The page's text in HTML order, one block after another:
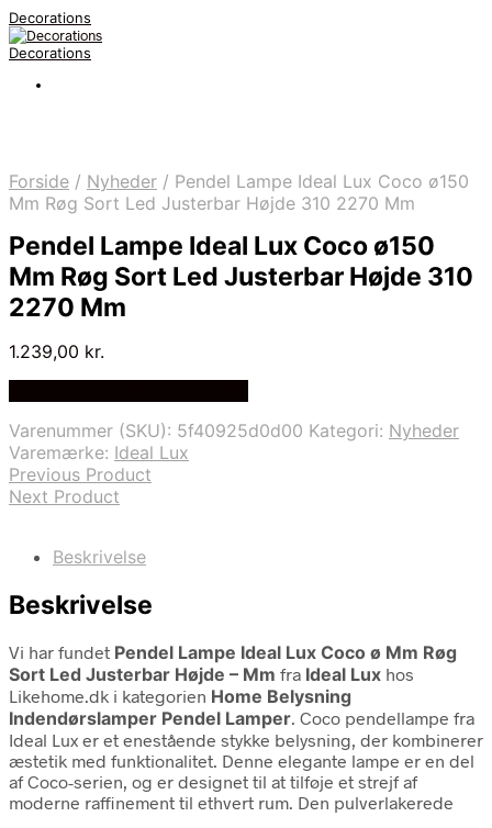
Decorations
Decorations
Forside / Nyheder / Pendel Lampe Ideal Lux Coco ø150
Mm Røg Sort Led Justerbar Højde 310 2270 Mm
Pendel Lampe Ideal Lux Coco ø150
Mm Røg Sort Led Justerbar Højde 310
2270 Mm
1.239,00 kr.
Varenummer (SKU): 5f40925d0d00 Kategori: Nyheder
Varemærke: Ideal Lux
Previous Product
Next Product
Beskrivelse
Beskrivelse
Vi har fundet Pendel Lampe Ideal Lux Coco ø Mm Røg
Sort Led Justerbar Højde – Mm fra Ideal Lux hos
Likehome.dk i kategorien Home Belysning
Indendørslamper Pendel Lamper. Coco pendellampe fra
Ideal Lux er et enestående stykke belysning, der kombinerer
æstetik med funktionalitet. Denne elegante lampe er en del
af Coco-serien, og er designet til at tilføje et strejf af
moderne raffinement til ethvert rum. Den pulverlakerede